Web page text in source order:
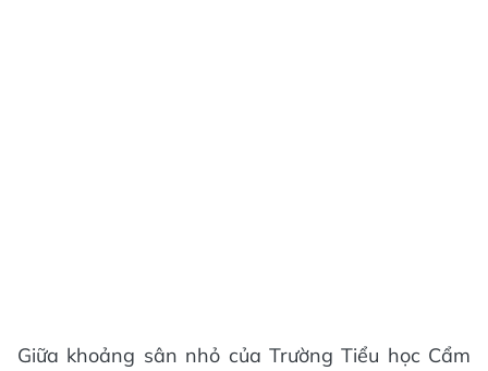
Giữa khoảng sân nhỏ của Trường Tiểu học Cẩm